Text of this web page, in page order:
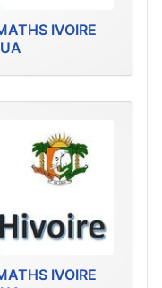
IVOIRE
IVOIRE